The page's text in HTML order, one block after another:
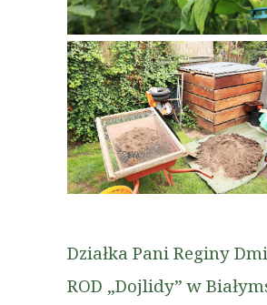
Działka Pani Reginy
ROD „Dojlidy” w